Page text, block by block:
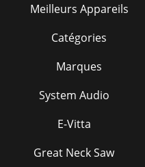
Meilleurs Appareils
Catégories
Marques
System Audio
E-Vitta
Great Neck Saw